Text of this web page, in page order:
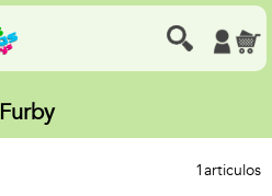
Furby
1articulos